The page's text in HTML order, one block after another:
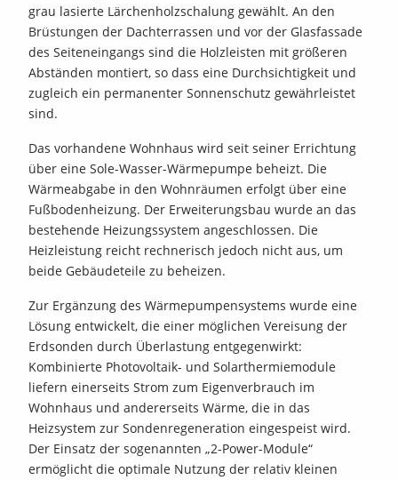
grau lasierte Lärchenholzschalung gewählt. An den
Brüstungen der Dachterrassen und vor der Glasfassade
des Seiteneingangs sind die Holzleisten mit größeren
Abständen montiert, so dass eine Durchsichtigkeit und
zugleich ein permanenter Sonnenschutz gewährleistet
sind.
Das vorhandene Wohnhaus wird seit seiner Errichtung
über eine Sole-Wasser-Wärmepumpe beheizt. Die
Wärmeabgabe in den Wohnräumen erfolgt über eine
Fußbodenheizung. Der Erweiterungsbau wurde an das
bestehende Heizungssystem angeschlossen. Die
Heizleistung reicht rechnerisch jedoch nicht aus, um
beide Gebäudeteile zu beheizen.
Zur Ergänzung des Wärmepumpensystems wurde eine
Lösung entwickelt, die einer möglichen Vereisung der
Erdsonden durch Überlastung entgegenwirkt:
Kombinierte Photovoltaik- und Solarthermiemodule
liefern einerseits Strom zum Eigenverbrauch im
Wohnhaus und andererseits Wärme, die in das
Heizsystem zur Sondenregeneration eingespeist wird.
Der Einsatz der sogenannten „2-Power-Module“
ermöglicht die optimale Nutzung der relativ kleinen